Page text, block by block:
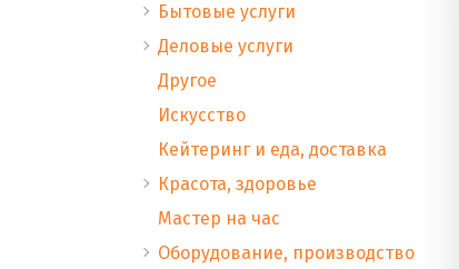
Бытовые услуги
Деловые услуги
Другое
Искусство
Кейтеринг и еда, доставка
Красота, здоровье
Мастер на час
Оборудование, производство